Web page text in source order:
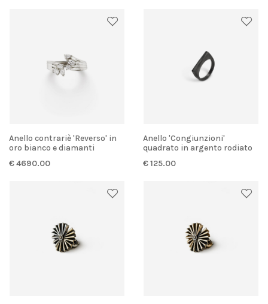
Anello contrariè 'Reverso' in
oro bianco e diamanti
€ 4690.00
Anello 'Congiunzioni'
quadrato in argento rodiato
€ 125.00